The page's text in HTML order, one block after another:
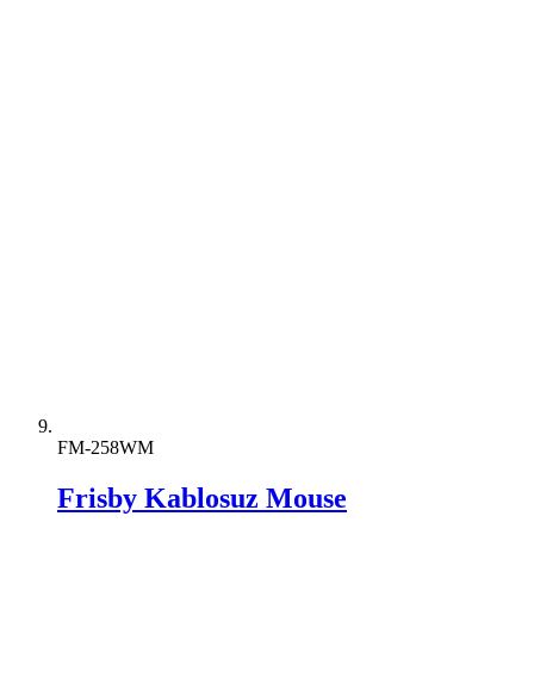
FM-258WM
Frisby Kablosuz Mouse